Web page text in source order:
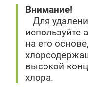
Внимание!
Для
используйте
на его
высокой
хлора.